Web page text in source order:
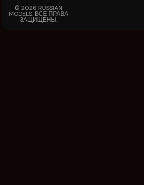
© 2026 RUSSIAN
MODELS. ВСЕ ПРАВА
ЗАЩИЩЕНЫ.